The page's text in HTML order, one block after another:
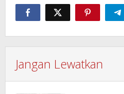
Jangan Lewatkan